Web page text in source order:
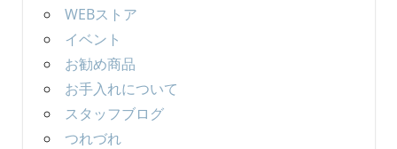
WEBストア
イベント
お勧め商品
お手入れについて
スタッフブログ
つれづれ